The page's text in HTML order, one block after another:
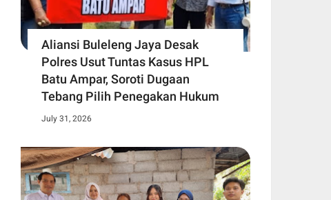
Aliansi Buleleng Jaya Desak
Polres Usut Tuntas Kasus HPL
Batu Ampar, Soroti Dugaan
Tebang Pilih Penegakan Hukum
July 31, 2026